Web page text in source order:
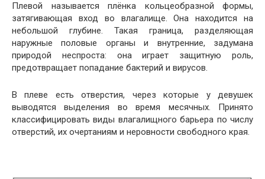
Плевой называется плёнка кольцеобразной формы,
затягивающая вход во влагалище. Она находится на
небольшой глубине. Такая граница, разделяющая
наружные половые органы и внутренние, задумана
природой неспроста: она играет защитную роль,
предотвращает попадание бактерий и вирусов.
В плеве есть отверстия, через которые у девушек
выводятся выделения во время месячных. Принято
классифицировать виды влагалищного барьера по числу
отверстий, их очертаниям и неровности свободного края.